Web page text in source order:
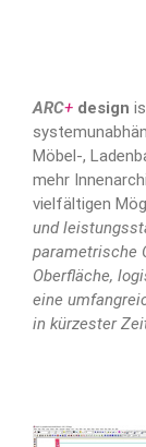
ARC+ design
Möbel-,
mehr
vielfältigen
und
parametrische
Oberfläche,
eine
in kürzester